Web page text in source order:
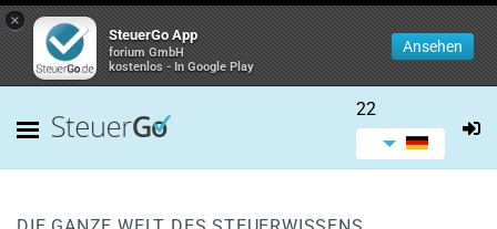
×
SteuerGo App
forium GmbH
kostenlos - In Google Play
Ansehen
22